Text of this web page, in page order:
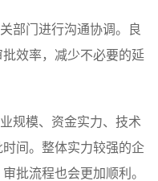
部门进行沟通协调。良
效率，减少不必要的延
规模、资金实力、技术
间。整体实力较强的企
批流程也会更加顺利。